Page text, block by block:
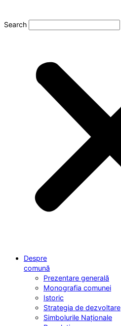
Search
Despre
comună
Prezentare generală
Monografia comunei
Istoric
Strategia de dezvoltare
Simbolurile Naționale